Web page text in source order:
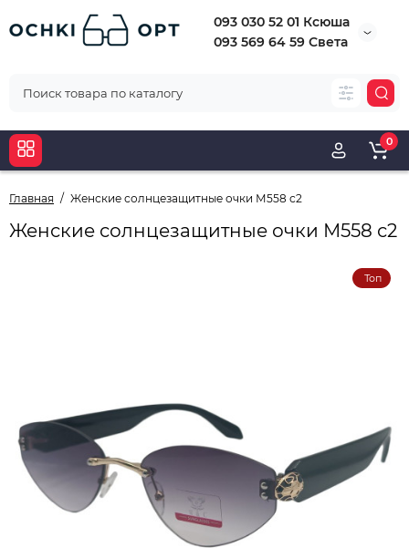
093 030 52 01 Ксюша
093 569 64 59 Света
0
Главная Женские солнцезащитные очки М558 с2
Женские солнцезащитные очки М558 с2
Топ